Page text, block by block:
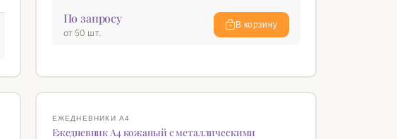
По запросу
от 50 шт.
В корзину
ЕЖЕДНЕВНИКИ А4
Ежедневник А4 кожаный с металлическими